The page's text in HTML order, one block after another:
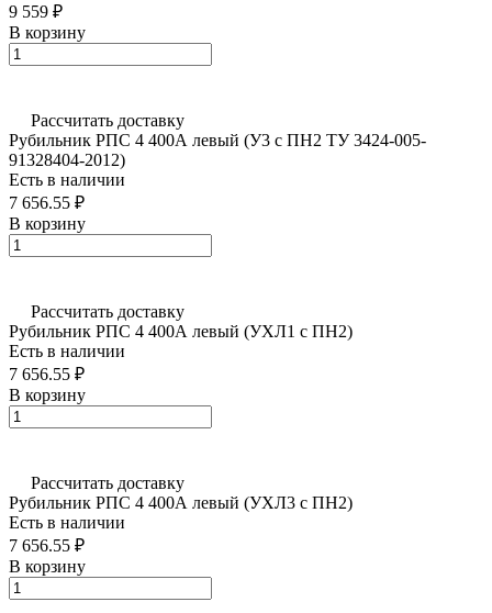
9 559 ₽
В корзину
Рассчитать доставку
Рубильник РПС 4 400А левый (У3 с ПН2 ТУ 3424-005-
91328404-2012)
Есть в наличии
7 656.55 ₽
В корзину
Рассчитать доставку
Рубильник РПС 4 400А левый (УХЛ1 с ПН2)
Есть в наличии
7 656.55 ₽
В корзину
Рассчитать доставку
Рубильник РПС 4 400А левый (УХЛ3 с ПН2)
Есть в наличии
7 656.55 ₽
В корзину